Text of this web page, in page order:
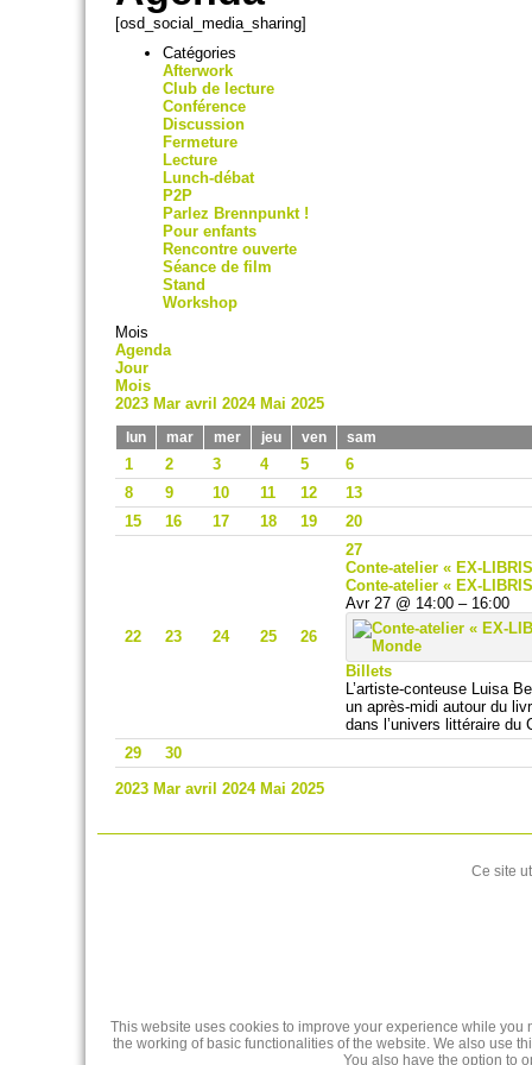
[osd_social_media_sharing]
Catégories
Afterwork
Club de lecture
Conférence
Discussion
Fermeture
Lecture
Lunch-débat
P2P
Parlez Brennpunkt !
Pour enfants
Rencontre ouverte
Séance de film
Stand
Workshop
Mois
Agenda
Jour
Mois
2023 Mar avril 2024 Mai 2025
lun mar mer jeu ven sam
1 2 3 4 5 6
8
9 10 11 12 13
15
16 17 18 19 20
22 23 24 25 26
27
Conte-atelier « EX-
Conte-atelier « EX-
Avr 27 @ 14:00 – 16:00
Billets
L’artiste-conteuse Luisa
un après-midi autour du
dans l’univers littéraire du
29
30
2023 Mar avril 2024 Mai 2025
Ce site
This website uses cookies to improve your experience while
the working of basic functionalities of the website. We also use
You also have the option to